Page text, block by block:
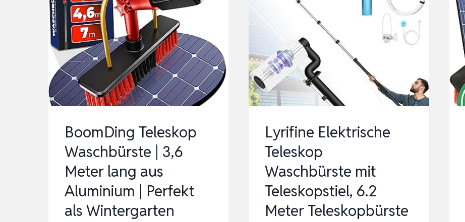
BoomDing Teleskop
Waschbürste | 3,6
Meter lang aus
Aluminium | Perfekt
als Wintergarten
Lyrifine Elektrische
Teleskop
Waschbürste mit
Teleskopstiel, 6.2
Meter Teleskopbürste